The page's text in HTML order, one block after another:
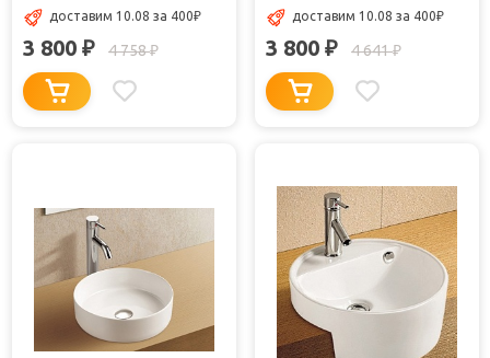
доставим 10.08 за 400₽
3 800 ₽ 4 758₽
доставим 10.08 за 400₽
3 800 ₽ 4 641₽